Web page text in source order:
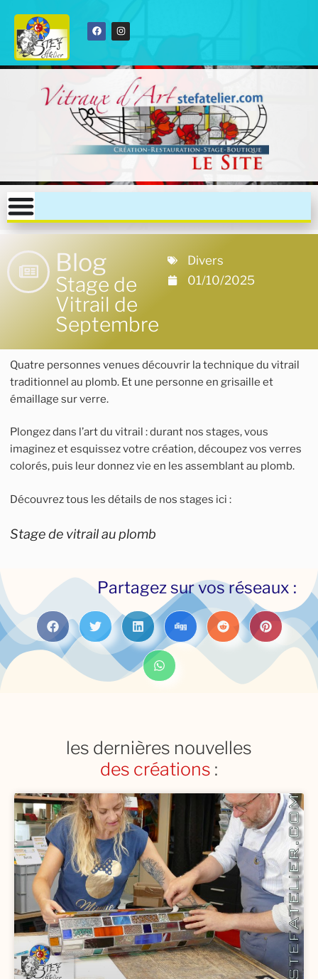
Blog
Stage de
Vitrail de
Septembre
Divers
01/10/2025
Quatre personnes venues découvrir la technique du vitrail
traditionnel au plomb. Et une personne en grisaille et
émaillage sur verre.
Plongez dans l’art du vitrail : durant nos stages, vous
imaginez et esquissez votre création, découpez vos verres
colorés, puis leur donnez vie en les assemblant au plomb.
Découvrez tous les détails de nos stages ici :
Stage de vitrail au plomb
Partagez sur vos réseaux :
les dernières nouvelles
des créations :